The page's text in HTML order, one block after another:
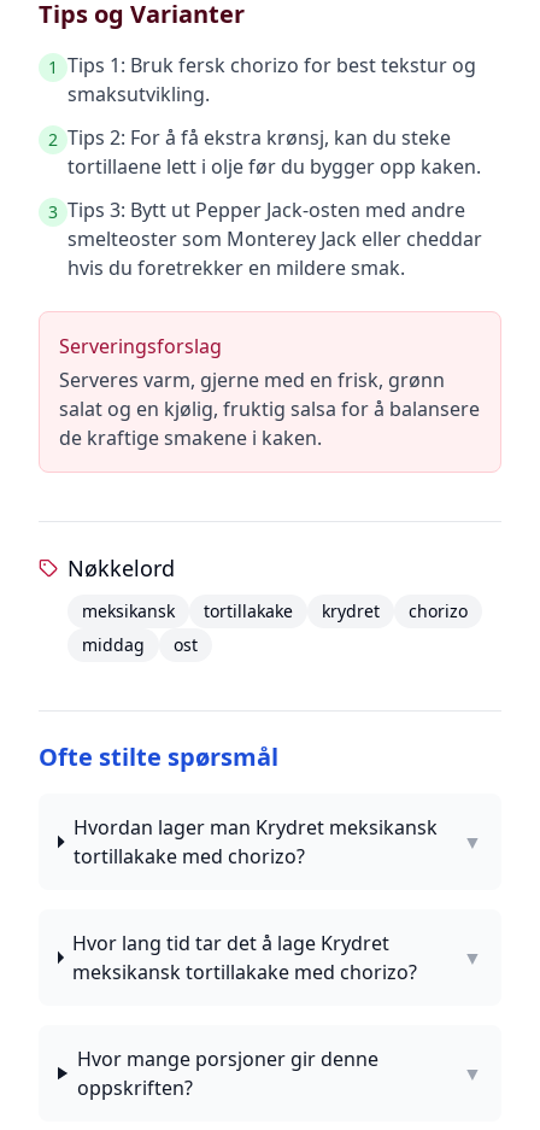
Tips og Varianter
1 Tips 1: Bruk fersk chorizo for best tekstur og
smaksutvikling.
2 Tips 2: For å få ekstra krønsj, kan du steke
tortillaene lett i olje før du bygger opp kaken.
3 Tips 3: Bytt ut Pepper Jack-osten med andre
smelteoster som Monterey Jack eller cheddar
hvis du foretrekker en mildere smak.
Serveringsforslag
Serveres varm, gjerne med en frisk, grønn
salat og en kjølig, fruktig salsa for å balansere
de kraftige smakene i kaken.
Nøkkelord
meksikansk tortillakake krydret
chorizo
middag
ost
Ofte stilte spørsmål
Hvordan lager man Krydret meksikansk
tortillakake med chorizo?
▼
Hvor lang tid tar det å lage Krydret
meksikansk tortillakake med chorizo?
▼
Hvor mange porsjoner gir denne
oppskriften?
▼